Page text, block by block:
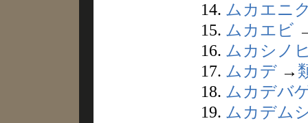
14. ムカエニ
15. ムカエビ
16. ムカシノ
17. ムカデ →
18. ムカデバ
19. ムカデム